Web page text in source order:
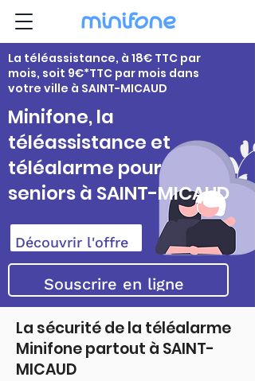
La téléassistance, à 18€ TTC par
mois, soit 9€*TTC par mois dans
votre ville à SAINT-MICAUD
Minifone, la
téléassistance et
téléalarme pour
seniors à SAINT-MICAUD
Découvrir l'offre
Souscrire en ligne
La sécurité de la téléalarme
Minifone partout à SAINT-
MICAUD